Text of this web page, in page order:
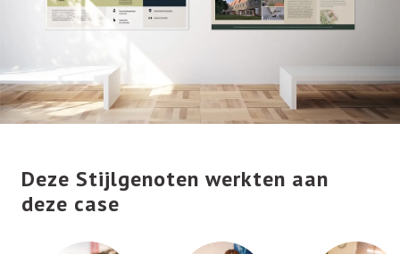
Deze Stijlgenoten werkten aan
deze case